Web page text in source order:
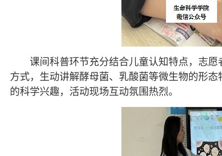
课间科普环节充分结合儿童认知特点，志
方式，生动讲解酵母菌、乳酸菌等微生物的形
的科学兴趣，活动现场互动氛围热烈。